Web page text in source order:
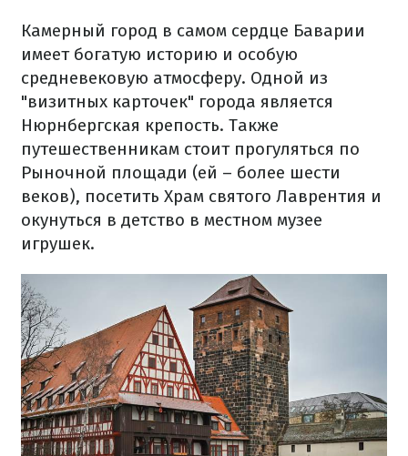
Камерный город в самом сердце Баварии
имеет богатую историю и особую
средневековую атмосферу. Одной из
"визитных карточек" города является
Нюрнбергская крепость. Также
путешественникам стоит прогуляться по
Рыночной площади (ей – более шести
веков), посетить Храм святого Лаврентия и
окунуться в детство в местном музее
игрушек.